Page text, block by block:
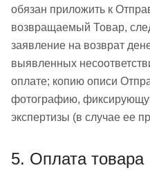
обязан приложить к
возвращаемый Товар,
заявление на возврат
выявленных
оплате; копию описи
фотографию,
экспертизы (в случае ее
5. Оплата товара